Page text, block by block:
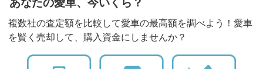
あなたの愛車、今いくら？
複数社の査定額を比較して愛車の最高額を調べよう！愛車
を賢く売却して、購入資金にしませんか？